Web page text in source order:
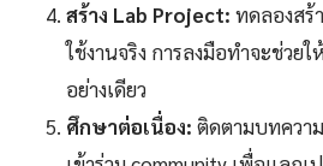
สร้าง Lab Project: ทดลองสร้
ใช้งานจริง การลงมือทำจะช่วย
อย่างเดียว
ศึกษาต่อเนื่อง: ติดตามบทควา